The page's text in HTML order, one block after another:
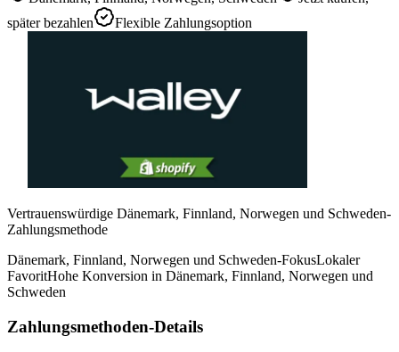
später bezahlen
Flexible Zahlungsoption
Vertrauenswürdige Dänemark, Finnland, Norwegen und Schweden-
Zahlungsmethode
Dänemark, Finnland, Norwegen und Schweden-FokusLokaler
FavoritHohe Konversion in Dänemark, Finnland, Norwegen und
Schweden
Zahlungsmethoden-Details